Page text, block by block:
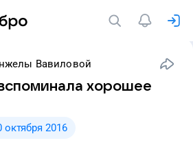
Вавиловой
хорошее
октября 2016